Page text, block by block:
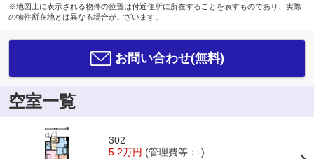
※地図上に表示される物件の位置は付近住所に所在することを表すものであり、実際
の物件所在地とは異なる場合がございます。
お問い合わせ(無料)
空室一覧
302
5.2万円 (管理費等：-)